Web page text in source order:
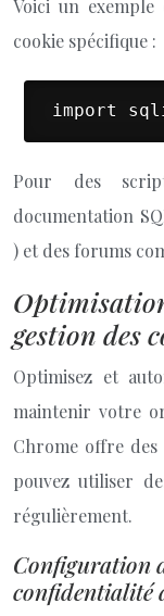
Voici un
cookie spécifique :
import
Pour des
documentation
) et des forums
gestion des
Optimisez et
maintenir votre
Chrome offre
pouvez utiliser
régulièrement.
Configuration
confidentialité